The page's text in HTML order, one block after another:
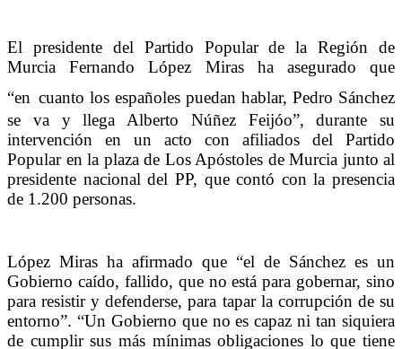
El presidente del Partido Popular de la Región de
Murcia Fernando López Miras ha asegurado que
“en cuanto los españoles puedan hablar, Pedro Sánchez
se va y llega Alberto Núñez Feijóo”, durante su
intervención en un acto con afiliados del Partido
Popular en la plaza de Los Apóstoles de Murcia junto al
presidente nacional del PP, que contó con la presencia
de 1.200 personas.
López Miras ha afirmado que “el de Sánchez es un
Gobierno caído, fallido, que no está para gobernar, sino
para resistir y defenderse, para tapar la corrupción de su
entorno”. “Un Gobierno que no es capaz ni tan siquiera
de cumplir sus más mínimas obligaciones lo que tiene